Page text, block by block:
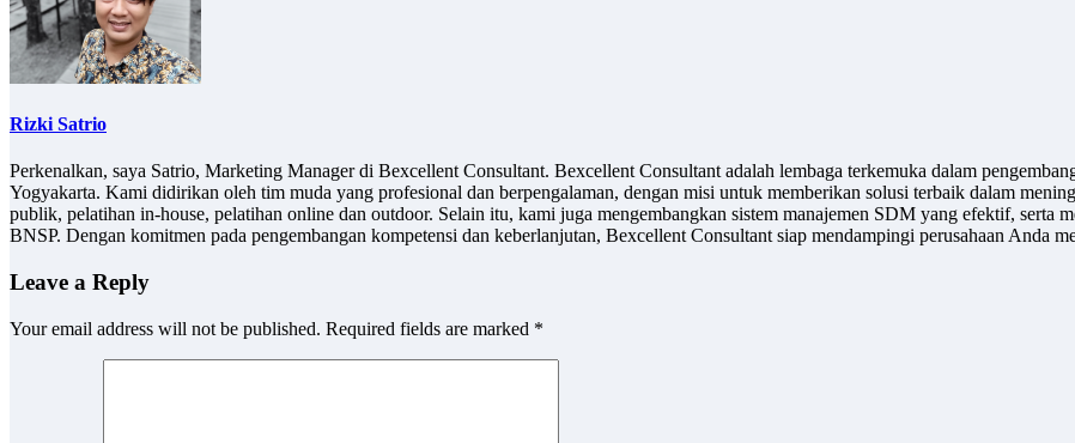
Rizki Satrio
Perkenalkan, saya Satrio, Marketing Manager di Bexcellent Consultant. Bexcellent Consultant adalah lembaga terkemuka dalam
Yogyakarta. Kami didirikan oleh tim muda yang profesional dan berpengalaman, dengan misi untuk memberikan solusi terbaik dalam
publik, pelatihan in-house, pelatihan online dan outdoor. Selain itu, kami juga mengembangkan sistem manajemen SDM yang efektif,
BNSP. Dengan komitmen pada pengembangan kompetensi dan keberlanjutan, Bexcellent Consultant siap mendampingi perusahaan Anda
Leave a Reply
Your email address will not be published. Required fields are marked *